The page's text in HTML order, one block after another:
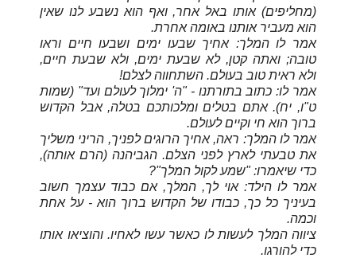
(מחליפים) אותו באל אחר, ואף הוא נשבע לנו שאין
הוא מעביר אותנו באומה אחרת.
אמר לו המלך: אחיך שבעו ימים ושבעו חיים וראו
טובה; ואתה קטן, לא שבעת ימים, ולא שבעת חיים,
ולא ראית טוב בעולם. השתחווה לצלם!
אמר לו: כתוב בתורתנו - "ה' ימלוך לעולם ועד" (שמות
ט"ו, יח). אתם בטלים ומלכותכם בטלה, אבל הקדוש
ברוך הוא חי וקיים לעולם.
אמר לו המלך: ראה, אחיך הרוגים לפניך, הריני משליך
את טבעתי לארץ לפני הצלם. הגביהנה (הרם אותה),
כדי שיאמרו: "שמע לקול המלך"?
אמר לו הילד: אוי לך, המלך, אם כבוד עצמך חשוב
בעיניך כל כך, כבודו של הקדוש ברוך הוא - על אחת
וכמה.
ציווה המלך לעשות לו כאשר עשו לאחיו. והוציאו אותו
כדי להורגו.